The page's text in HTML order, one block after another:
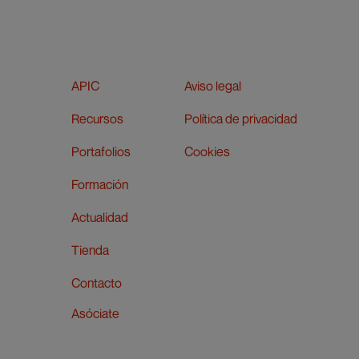
APIC
Recursos
Portafolios
Formación
Actualidad
Tienda
Contacto
Asóciate
Aviso legal
Política de privacidad
Cookies